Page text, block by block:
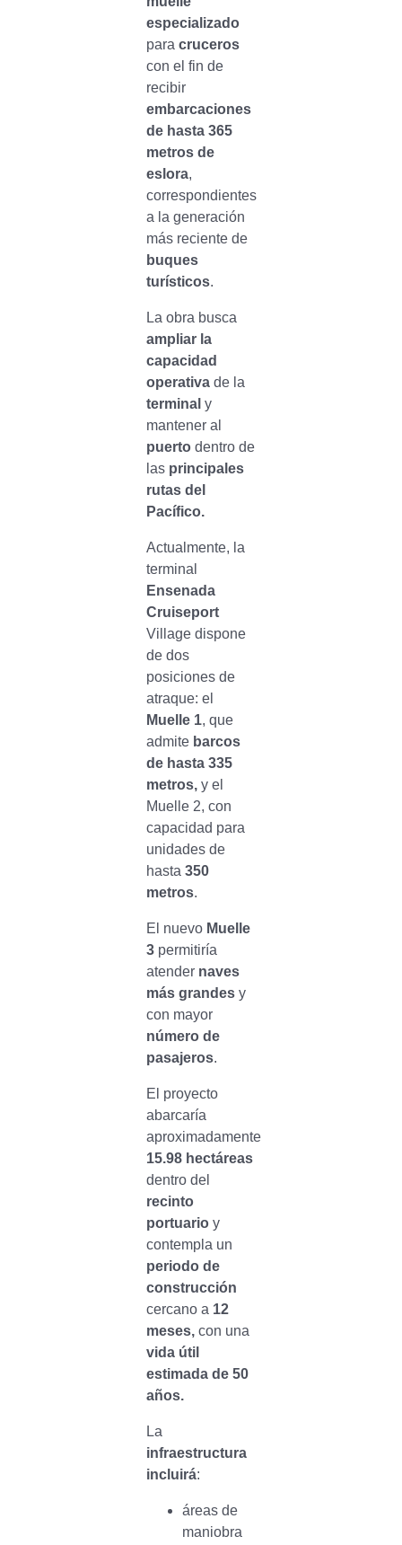
especializado
para cruceros
con el fin de
recibir
embarcaciones
de hasta 365
metros de
eslora,
correspondientes
a la generación
más reciente de
buques
turísticos.
La obra busca
ampliar la
capacidad
operativade la
terminal y
mantener al
puerto dentro de
las principales
rutas del
Pacífico.
Actualmente, la
terminal
Ensenada
Cruiseport
Village dispone
de dos
posiciones de
atraque: el
Muelle 1, que
admite barcos
de hasta 335
metros,y el
Muelle 2, con
capacidad para
unidades de
hasta 350
metros.
El nuevo Muelle
3permitiría
atender naves
más grandes y
con mayor
número de
pasajeros.
El proyecto
abarcaría
aproximadamente
15.98 hectáreas
dentro del
recinto
portuarioy
contempla un
periodo de
construcción
cercano a 12
meses,con una
vida útil
estimada de 50
años.
La
infraestructura
incluirá:
áreas de
maniobra